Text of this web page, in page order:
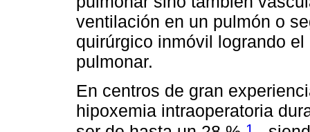
ventilación en un pulmón o
quirúrgico inmóvil logrando
pulmonar.
En centros de gran
hipoxemia intraoperatoria
1